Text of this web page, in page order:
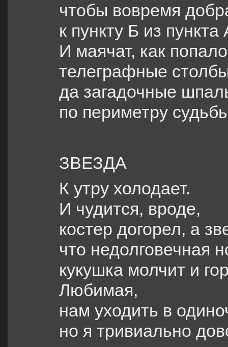
чтобы вовремя
к пункту Б из пункта
И маячат, как
телеграфные
да загадочные
по периметру
ЗВЕЗДА
К утру холодает.
И чудится, вроде,
костер догорел, а
что недолговечная
кукушка молчит и
Любимая,
нам уходить в
но я тривиально